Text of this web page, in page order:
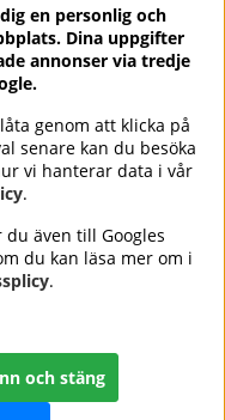
och
Trustpilot
hudvård,
varumärken som OPI,
snabb och trygg
som speglar
en personlig och
Dina uppgifter
annonser via tredje
genom att klicka på
senare kan du besöka
vi hanterar data i vår
.
även till Googles
du kan läsa mer om i
.
och stäng